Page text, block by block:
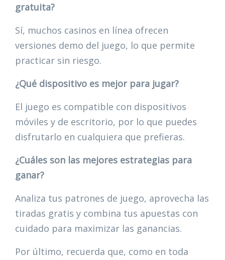
gratuita?
Sí, muchos casinos en línea ofrecen
versiones demo del juego, lo que permite
practicar sin riesgo.
¿Qué dispositivo es mejor para jugar?
El juego es compatible con dispositivos
móviles y de escritorio, por lo que puedes
disfrutarlo en cualquiera que prefieras.
¿Cuáles son las mejores estrategias para
ganar?
Analiza tus patrones de juego, aprovecha las
tiradas gratis y combina tus apuestas con
cuidado para maximizar las ganancias.
Por último, recuerda que, como en toda